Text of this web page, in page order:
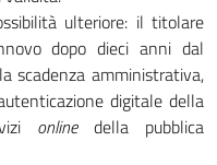
ulteriore: il titolare
dopo dieci anni dal
scadenza amministrativa,
digitale della
onlinedella pubblica